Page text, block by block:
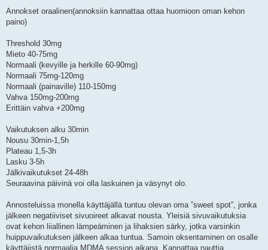
Annokset oraalinen(annoksiin kannattaa ottaa huomioon oman kehon
paino)
Threshold 30mg
Mieto 40-75mg
Normaali (kevyille ja herkille 60-90mg)
Normaali 75mg-120mg
Normaali (painaville) 110-150mg
Vahva 150mg-200mg
Erittäin vahva +200mg
Vaikutuksen alku 30min
Nousu 30min-1,5h
Plateau 1,5-3h
Lasku 3-5h
Jälkivaikutukset 24-48h
Seuraavina päivinä voi olla laskuinen ja väsynyt olo.
Annosteluissa monella käyttäjällä tuntuu olevan oma ”sweet spot”, jonka
jälkeen negatiiviset sivuoireet alkavat nousta. Yleisiä sivuvaikutuksia
ovat kehon liiallinen lämpeäminen ja lihaksien särky, jotka varsinkin
huippuvaikutuksen jälkeen alkaa tuntua. Samoin oksentaminen on osalle
käyttäjistä normaalia MDMA session aikana. Kannattaa nauttia